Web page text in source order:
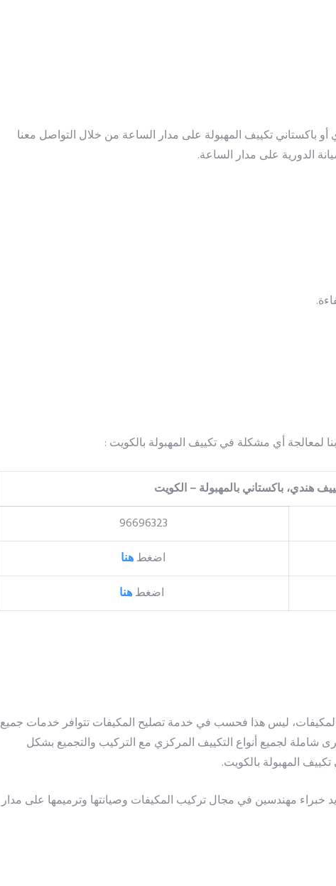
باكستاني تكييف المهبولة على مدار الساعة من خلال التواصل معنا
الدورية على مدار الساعة.
لمعالجة أي مشكلة في تكييف المهبولة بالكويت :
هندي، باكستاني بالمهبولة – الكويت
96696323
اضغطهنا
اضغطهنا
ليس هذا فحسب في خدمة تصليح المكيفات تتوافر خدمات جميع
شاملة لجميع أنواع التكييف المركزي مع التركيب والتجميع بشكل
المهبولة بالكويت.
مهندسين في مجال تركيب المكيفات وصيانتها وترميمها على مدار